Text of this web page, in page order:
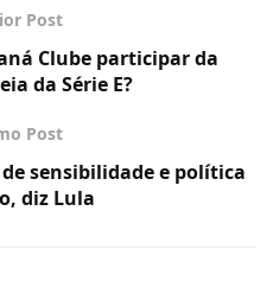
Post
Clube participar da
da Série E?
Post
sensibilidade e política
diz Lula